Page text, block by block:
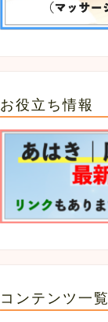
お役立ち情報
コンテンツ一覧